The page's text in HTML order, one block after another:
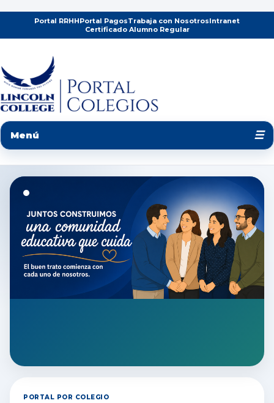
Portal RRHHPortal PagosTrabaja con NosotrosIntranet
Certificado Alumno Regular
Menú ☰
PORTAL POR COLEGIO